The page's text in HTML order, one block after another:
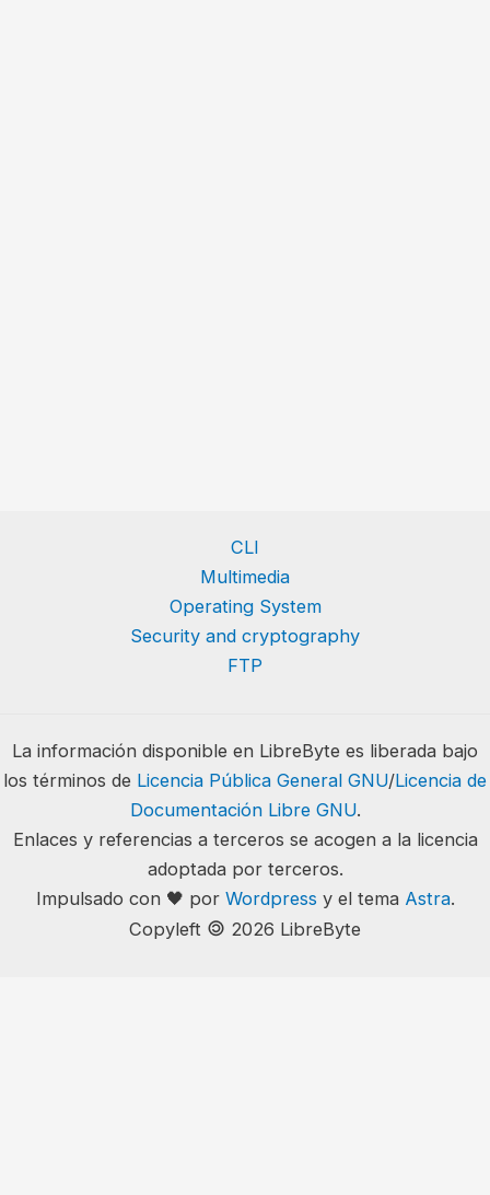
CLI
Multimedia
Operating System
Security and cryptography
FTP
La información disponible en LibreByte es liberada bajo
los términos de Licencia Pública General GNU/Licencia de
Documentación Libre GNU.
Enlaces y referencias a terceros se acogen a la licencia
adoptada por terceros.
Impulsado con 🖤 por Wordpress y el tema Astra.
Copyleft 🄯 2026 LibreByte